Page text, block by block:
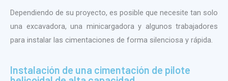
Dependiendo de su proyecto, es posible que necesite tan solo
una excavadora, una minicargadora y algunos trabajadores
para instalar las cimentaciones de forma silenciosa y rápida.
Instalación de una cimentación de pilote